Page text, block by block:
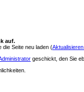
auf.
die Seite neu laden (
geschickt, den Sie